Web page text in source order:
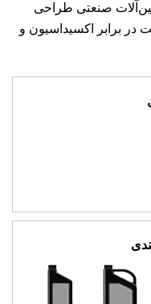
صنعتی طراحی
برابر اکسیداسیون و